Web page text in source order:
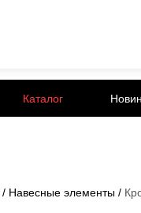
Каталог
/ Навесные элементы /